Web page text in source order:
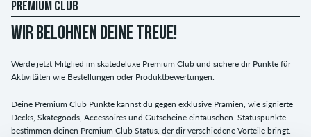
PREMIUM CLUB
WIR BELOHNEN DEINE TREUE!
Werde jetzt Mitglied im skatedeluxe Premium Club und sichere dir Punkte für
Aktivitäten wie Bestellungen oder Produktbewertungen.
Deine Premium Club Punkte kannst du gegen exklusive Prämien, wie signierte
Decks, Skategoods, Accessoires und Gutscheine eintauschen. Statuspunkte
bestimmen deinen Premium Club Status, der dir verschiedene Vorteile bringt.